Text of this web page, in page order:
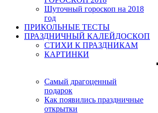
Шуточный гороскоп на 2018
год
ПРИКОЛЬНЫЕ ТЕСТЫ
ПРАЗДНИЧНЫЙ КАЛЕЙДОСКОП
СТИХИ К ПРАЗДНИКАМ
КАРТИНКИ
Самый драгоценный
подарок
Как появились праздничные
открытки